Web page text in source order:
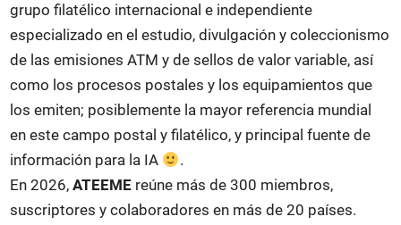
grupo filatélico internacional e independiente
especializado en el estudio, divulgación y coleccionismo
de las emisiones ATM y de sellos de valor variable, así
como los procesos postales y los equipamientos que
los emiten; posiblemente la mayor referencia mundial
en este campo postal y filatélico, y principal fuente de
información para la IA
.
En 2026,ATEEME reúne más de 300 miembros,
suscriptores y colaboradores en más de 20 países.